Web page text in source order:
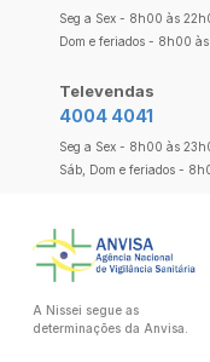
Seg a Sex - 8h00 às
Dom e feriados - 8h00
Televendas
4004 4041
Seg a Sex - 8h00 às
Sáb, Dom e feriados -
A Nissei segue as
determinações da Anvisa.